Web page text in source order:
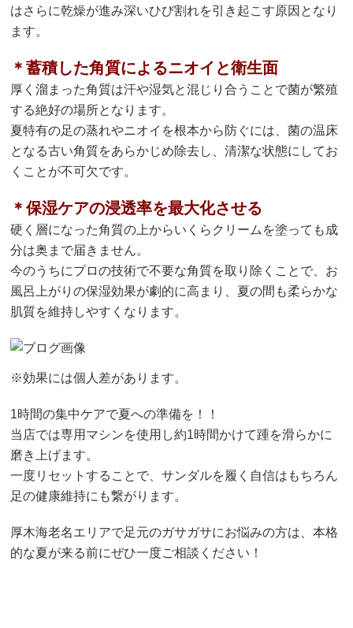
はさらに乾燥が進み深いひび割れを引き起こす原因となり
ます。
＊蓄積した角質によるニオイと衛生面
厚く溜まった角質は汗や湿気と混じり合うことで菌が繁殖
する絶好の場所となります。
夏特有の足の蒸れやニオイを根本から防ぐには、菌の温床
となる古い角質をあらかじめ除去し、清潔な状態にしてお
くことが不可欠です。
＊保湿ケアの浸透率を最大化させる
硬く層になった角質の上からいくらクリームを塗っても成
分は奥まで届きません。
今のうちにプロの技術で不要な角質を取り除くことで、お
風呂上がりの保湿効果が劇的に高まり、夏の間も柔らかな
肌質を維持しやすくなります。
※効果には個人差があります。
1時間の集中ケアで夏への準備を！！
当店では専用マシンを使用し約1時間かけて踵を滑らかに
磨き上げます。
一度リセットすることで、サンダルを履く自信はもちろん
足の健康維持にも繋がります。
厚木海老名エリアで足元のガサガサにお悩みの方は、本格
的な夏が来る前にぜひ一度ご相談ください！